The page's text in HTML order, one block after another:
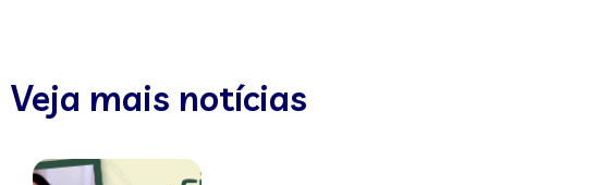
Veja mais notícias